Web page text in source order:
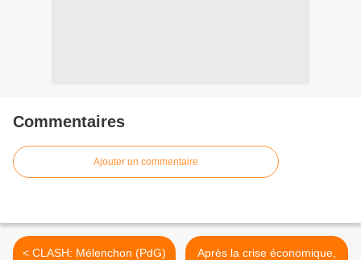
Commentaires
Ajouter un commentaire
< CLASH: Mélenchon (PdG)
Après la crise économique,